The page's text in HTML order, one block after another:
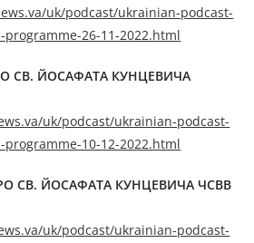
uk/podcast/ukrainian-podcast-
26-11-2022.html
СВ. ЙОСАФАТА КУНЦЕВИЧА
uk/podcast/ukrainian-podcast-
10-12-2022.html
СВ. ЙОСАФАТА КУНЦЕВИЧА ЧСВВ
uk/podcast/ukrainian-podcast-